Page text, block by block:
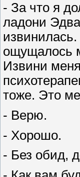
- За что я
ладони
ощущалось
Извини
тоже. Это
- Верю.
- Хорошо.
- Без обид,